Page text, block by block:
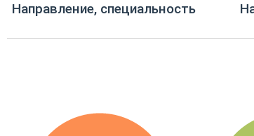
Направление, специальность